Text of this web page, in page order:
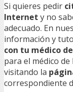
Si quieres pedir
Internet y no
adecuado. En
información y
con tu médico
para el médico
visitando la
correspondiente